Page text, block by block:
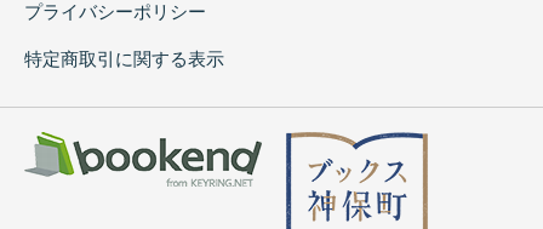
プライバシーポリシー
特定商取引に関する表示